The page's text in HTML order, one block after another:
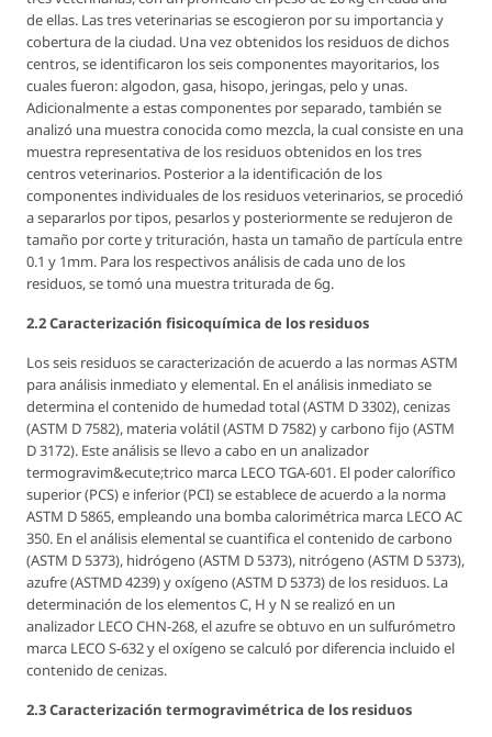
de ellas. Las tres veterinarias se escogieron por su importancia y
cobertura de la ciudad. Una vez obtenidos los residuos de dichos
centros, se identificaron los seis componentes mayoritarios, los
cuales fueron: algodon, gasa, hisopo, jeringas, pelo y unas.
Adicionalmente a estas componentes por separado, también se
analizó una muestra conocida como mezcla, la cual consiste en una
muestra representativa de los residuos obtenidos en los tres
centros veterinarios. Posterior a la identificación de los
componentes individuales de los residuos veterinarios, se procedió
a separarlos por tipos, pesarlos y posteriormente se redujeron de
tamaño por corte y trituración, hasta un tamaño de partícula entre
0.1 y 1mm. Para los respectivos análisis de cada uno de los
residuos, se tomó una muestra triturada de 6g.
2.2 Caracterización fisicoquímica de los residuos
Los seis residuos se caracterización de acuerdo a las normas ASTM
para análisis inmediato y elemental. En el análisis inmediato se
determina el contenido de humedad total (ASTM D 3302), cenizas
(ASTM D 7582), materia volátil (ASTM D 7582) y carbono fijo (ASTM
D 3172). Este análisis se llevo a cabo en un analizador
termogravim&ecute;trico marca LECO TGA-601. El poder calorífico
superior (PCS) e inferior (PCI) se establece de acuerdo a la norma
ASTM D 5865, empleando una bomba calorimétrica marca LECO AC
350. En el análisis elemental se cuantifica el contenido de carbono
(ASTM D 5373), hidrógeno (ASTM D 5373), nitrógeno (ASTM D 5373),
azufre (ASTMD 4239) y oxígeno (ASTM D 5373) de los residuos. La
determinación de los elementos C, H y N se realizó en un
analizador LECO CHN-268, el azufre se obtuvo en un sulfurómetro
marca LECO S-632 y el oxígeno se calculó por diferencia incluido el
contenido de cenizas.
2.3 Caracterización termogravimétrica de los residuos